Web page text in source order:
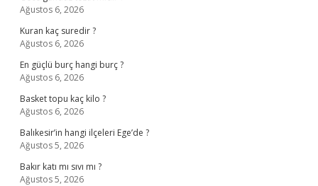
Ağustos 6, 2026
Kuran kaç suredir ?
Ağustos 6, 2026
En güçlü burç hangi burç ?
Ağustos 6, 2026
Basket topu kaç kilo ?
Ağustos 6, 2026
Balıkesir’in hangi ilçeleri Ege’de ?
Ağustos 5, 2026
Bakır katı mı sıvı mı ?
Ağustos 5, 2026